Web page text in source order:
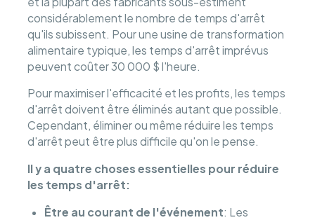
considérablement le nombre de temps d'arrêt
qu'ils subissent. Pour une usine de transformation
alimentaire typique, les temps d'arrêt imprévus
peuvent coûter 30 000 $ l'heure.
Pour maximiser l'efficacité et les profits, les temps
d'arrêt doivent être éliminés autant que possible.
Cependant, éliminer ou même réduire les temps
d'arrêt peut être plus difficile qu'on le pense.
Il y a quatre choses essentielles pour réduire
les temps d'arrêt:
Être au courant de l'événement: Les